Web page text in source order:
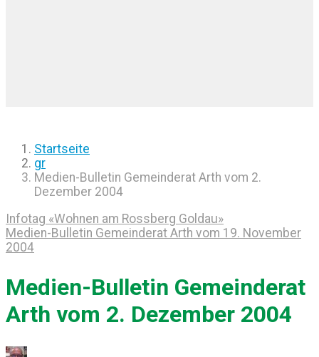
Startseite
gr
Medien-Bulletin Gemeinderat Arth vom 2.
Dezember 2004
Infotag «Wohnen am Rossberg Goldau»
Medien-Bulletin Gemeinderat Arth vom 19. November
2004
Medien-Bulletin Gemeinderat
Arth vom 2. Dezember 2004